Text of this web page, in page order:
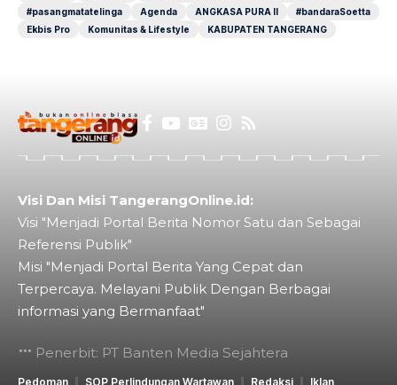
#pasangmatatelinga
Agenda ANGKASA PURA II
#bandaraSoetta
Ekbis Pro
Komunitas & Lifestyle KABUPATEN TANGERANG
Visi Dan Misi TangerangOnline.id:
Visi "Menjadi Portal Berita Nomor Satu dan Sebagai
Referensi Publik"
Misi "Menjadi Portal Berita Yang Cepat dan
Terpercaya. Melayani Publik Dengan Berbagai
informasi yang Bermanfaat"
Penerbit: PT Banten Media Sejahtera
Pedoman SOP Perlindungan Wartawan Redaksi Iklan